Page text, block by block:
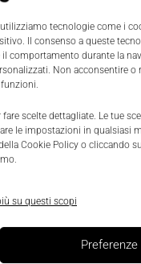
tecnologie come i
Il consenso a queste
comportamento durante la
Non acconsentire o
scelte dettagliate. Le tue
le impostazioni in qualsiasi
Cookie Policy o cliccando
su questi scopi
Preferenze
con uscite
0